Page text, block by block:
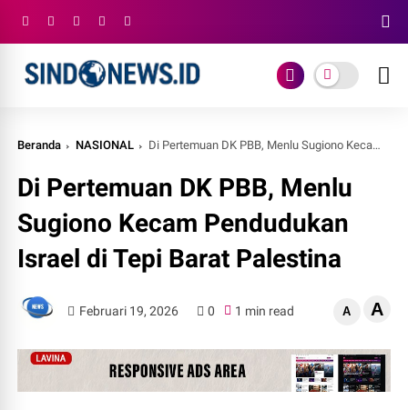
Beranda NASIONAL Di Pertemuan DK PBB, Menlu Sugiono Kecam Pendudukan Israel di Tepi Barat Palestina
Di Pertemuan DK PBB, Menlu
Sugiono Kecam Pendudukan
Israel di Tepi Barat Palestina
Februari 19, 2026 0 1 min read A A